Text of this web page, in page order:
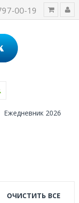
00-19
Ежедневник 2026
ОЧИСТИТЬ ВСЕ